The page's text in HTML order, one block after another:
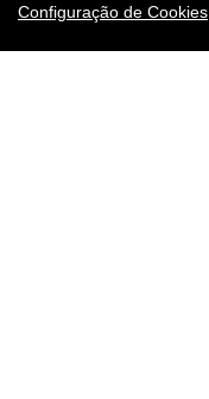
Configuração de Cookies